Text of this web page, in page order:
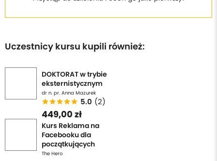
Uczestnicy kursu kupili również:
DOKTORAT w trybie
eksternistycznym
dr n. pr. Anna Mazurek
5.0 (2)
449,00 zł
Kurs Reklama na
Facebooku dla
początkujących
The Hero